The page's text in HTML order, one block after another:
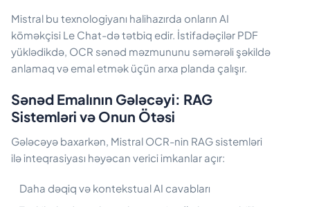
Mistral bu texnologiyanı halihazırda onların AI
köməkçisi Le Chat-də tətbiq edir. İstifadəçilər PDF
yüklədikdə, OCR sənəd məzmununu səmərəli şəkildə
anlamaq və emal etmək üçün arxa planda çalışır.
Sənəd Emalının Gələcəyi: RAG
Sistemləri və Onun Ötəsi
Gələcəyə baxarkən, Mistral OCR-nin RAG sistemləri
ilə inteqrasiyası həyəcan verici imkanlar açır:
Daha dəqiq və kontekstual AI cavabları